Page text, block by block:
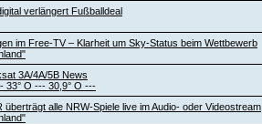
verlängert Fußballdeal
im Free-TV – Klarheit um Sky-Status beim Wettbewerb
3A/4A/5B News
33° O --- 30,9° O ---
überträgt alle NRW-Spiele live im Audio- oder Videostream